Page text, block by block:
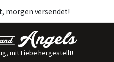
morgen versendet!
mit Liebe hergestellt!